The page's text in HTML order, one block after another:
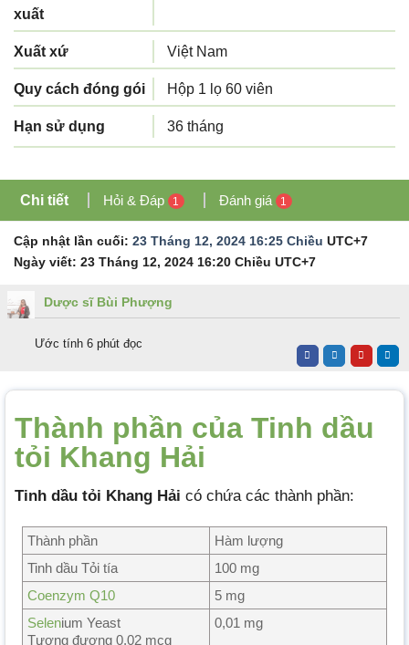
xuất
Xuất xứ Việt Nam
Quy cách đóng gói Hộp 1 lọ 60 viên
Hạn sử dụng 36 tháng
Chi tiết Hỏi & Đáp 1 Đánh giá 1
Cập nhật lần cuối: 23 Tháng 12, 2024 16:25 Chiều UTC+7
Ngày viết: 23 Tháng 12, 2024 16:20 Chiều UTC+7
Dược sĩ Bùi Phượng
Ước tính 6 phút đọc
Thành phần của Tinh dầu
tỏi Khang Hải
Tinh dầu tỏi Khang Hải có chứa các thành phần:
Thành phần
Hàm lượng
Tinh dầu Tỏi tía
100 mg
Coenzym Q10
5 mg
Selenium Yeast
Tương đương 0,02 mcg
0,01 mg